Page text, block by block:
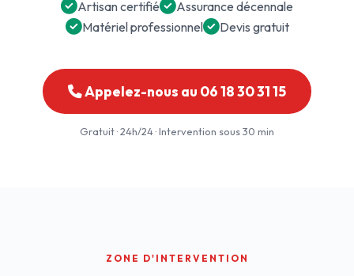
Artisan certifié
Assurance décennale
Matériel professionnel
Devis gratuit
Appelez-nous au 06 18 30 31 15
Gratuit · 24h/24 · Intervention sous 30 min
ZONE D'INTERVENTION